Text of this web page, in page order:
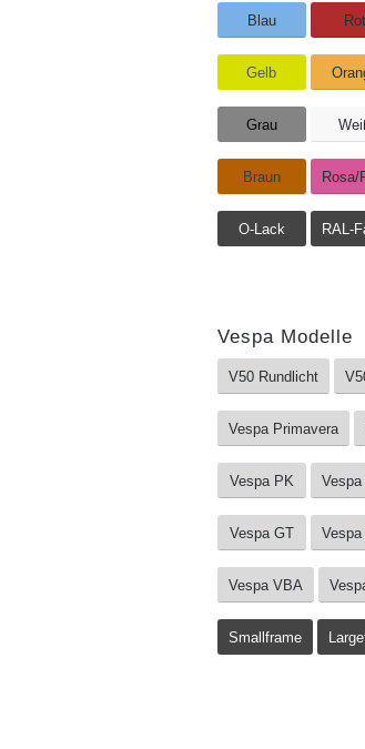
Blau Rot
Gelb
Grau
Braun Rosa/
O-Lack RAL-
Vespa Modelle
V50 Rundlicht
Vespa Primavera
Vespa PK
Vespa GT Vespa
Vespa VBA
Smallframe